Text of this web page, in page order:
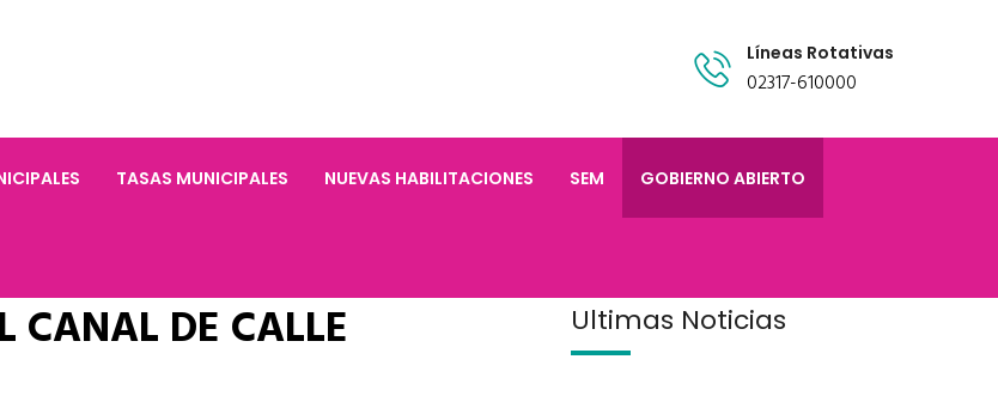
Líneas Rotativas
02317-610000
TASAS MUNICIPALES NUEVAS HABILITACIONES SEM GOBIERNO ABIERTO
CANAL DE CALLE Últimas Noticias